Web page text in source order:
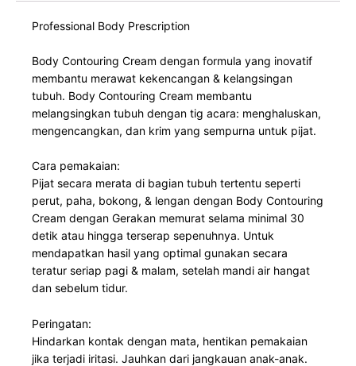
Professional Body Prescription
Body Contouring Cream dengan formula yang inovatif
membantu merawat kekencangan & kelangsingan
tubuh. Body Contouring Cream membantu
melangsingkan tubuh dengan tig acara: menghaluskan,
mengencangkan, dan krim yang sempurna untuk pijat.
Cara pemakaian:
Pijat secara merata di bagian tubuh tertentu seperti
perut, paha, bokong, & lengan dengan Body Contouring
Cream dengan Gerakan memurat selama minimal 30
detik atau hingga terserap sepenuhnya. Untuk
mendapatkan hasil yang optimal gunakan secara
teratur seriap pagi & malam, setelah mandi air hangat
dan sebelum tidur.
Peringatan:
Hindarkan kontak dengan mata, hentikan pemakaian
jika terjadi iritasi. Jauhkan dari jangkauan anak-anak.